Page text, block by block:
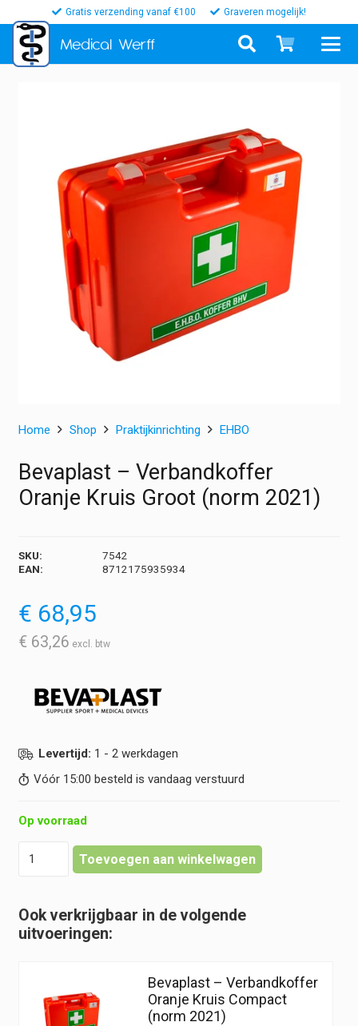
Gratis verzending vanaf €100 Graveren mogelijk!
Medical Werff
Home Shop Praktijkinrichting EHBO
Bevaplast – Verbandkoffer
Oranje Kruis Groot (norm 2021)
SKU:
7542
EAN:
8712175935934
€ 68,95
€ 63,26
Levertijd: 1 - 2 werkdagen
Vóór 15:00 besteld is vandaag verstuurd
Op voorraad
Kruis
Groot
Toevoegen aan winkelwagen
Ook verkrijgbaar in de volgende
uitvoeringen:
Bevaplast – Verbandkoffer
Oranje Kruis Compact
(norm 2021)